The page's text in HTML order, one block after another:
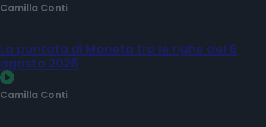
Camilla Conti
La puntata di Moneta tra le righe del 6
agosto 2026
Camilla Conti